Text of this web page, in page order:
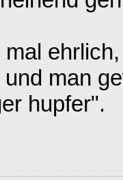
und man
hupfer".